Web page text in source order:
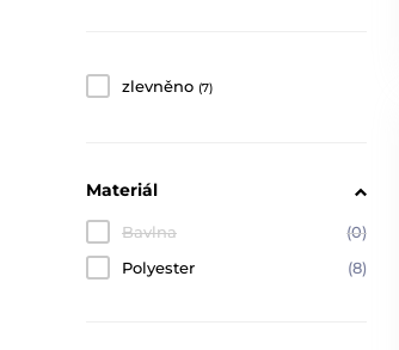
zlevněno (7)
Materiál
Bavlna
(0)
Polyester
(8)